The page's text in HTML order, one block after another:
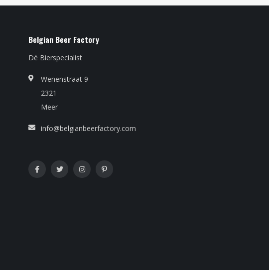
Belgian Beer Factory
Dé Bierspecialist
Wenenstraat 9
2321
Meer
info@belgianbeerfactory.com